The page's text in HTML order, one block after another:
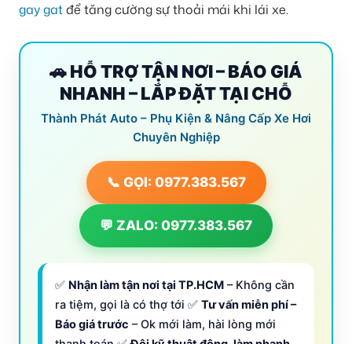
gay gatđể tăng cường sự thoải mái khi lái xe.
🚗 HỖ TRỢ TẬN NƠI – BÁO GIÁ
NHANH – LẮP ĐẶT TẠI CHỖ
Thành Phát Auto – Phụ Kiện & Nâng Cấp Xe Hơi
Chuyên Nghiệp
📞 GỌI: 0977.383.567
💬 ZALO: 0977.383.567
✅ Nhận làm tận nơi tại TP.HCM – Không cần
ra tiệm, gọi là có thợ tới ✅ Tư vấn miễn phí –
Báo giá trước – Ok mới làm, hài lòng mới